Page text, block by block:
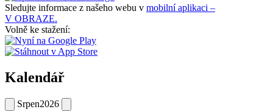
Sledujte informace z našeho webu v mobilní aplikaci –
V OBRAZE.
Volně ke stažení:
Kalendář
Srpen2026